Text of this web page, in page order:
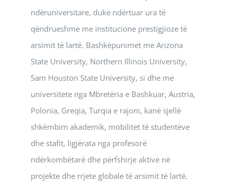
ndëruniversitare, duke ndërtuar ura të
qëndrueshme me institucione prestigjioze të
arsimit të lartë. Bashkëpunimet me Arizona
State University, Northern Illinois University,
Sam Houston State University, si dhe me
universitete nga Mbretëria e Bashkuar, Austria,
Polonia, Greqia, Turqia e rajoni, kanë sjellë
shkëmbim akademik, mobilitet të studentëve
dhe stafit, ligjërata nga profesorë
ndërkombëtarë dhe përfshirje aktive në
projekte dhe rrjete globale të arsimit të lartë.